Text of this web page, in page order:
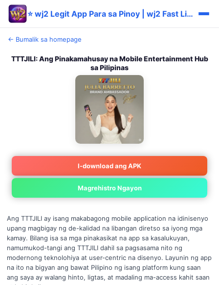
⭐ wj2 Legit App Para sa Pinoy | wj2 Fast Libre 🎯
← Bumalik sa homepage
TTTJILI: Ang Pinakamahusay na Mobile Entertainment Hub
sa Pilipinas
I-download ang APK
Magrehistro Ngayon
Ang TTTJILI ay isang makabagong mobile application na idinisenyo
upang magbigay ng de-kalidad na libangan diretso sa iyong mga
kamay. Bilang isa sa mga pinakasikat na app sa kasalukuyan,
namumukod-tangi ang TTTJILI dahil sa pagsasama nito ng
modernong teknolohiya at user-centric na disenyo. Layunin ng app
na ito na bigyan ang bawat Pilipino ng isang platform kung saan
ang saya ay walang hinto, ligtas, at madaling ma-access kahit saan